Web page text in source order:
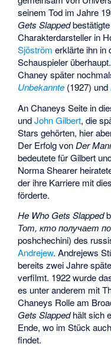
seinem Tod im Jahre
Gets Slapped
Charakterdarsteller in
Sjöström erklärte ihn in
Schauspieler überhaupt.
Chaney später
Unbekannte (1927) und
An Chaneys Seite in
undJohn Gilbert, die
Stars gehörten, hier
Der Erfolg vonDer
bedeutete für Gilbert
Norma Shearer
der ihre Karriere mit
förderte.
He Who Gets Slapped
Тот, кто получает
poshchechini) des
Andrejew. Andrejews
bereits zwei Jahre
verfilmt. 1922 wurde
es unter anderem mit
Chaneys Rolle am
Gets Slappedhält sich
Ende, wo im Stück
findet.